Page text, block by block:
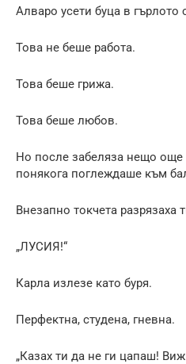
Алваро усети буца в гърлото
Това не беше работа.
Това беше грижа.
Това беше любов.
Но после забеляза нещо
понякога поглеждаше към
Внезапно токчета разрязаха
„ЛУСИЯ!“
Карла излезе като буря.
Перфектна, студена, гневна.
„Казах ти да не ги цапаш!